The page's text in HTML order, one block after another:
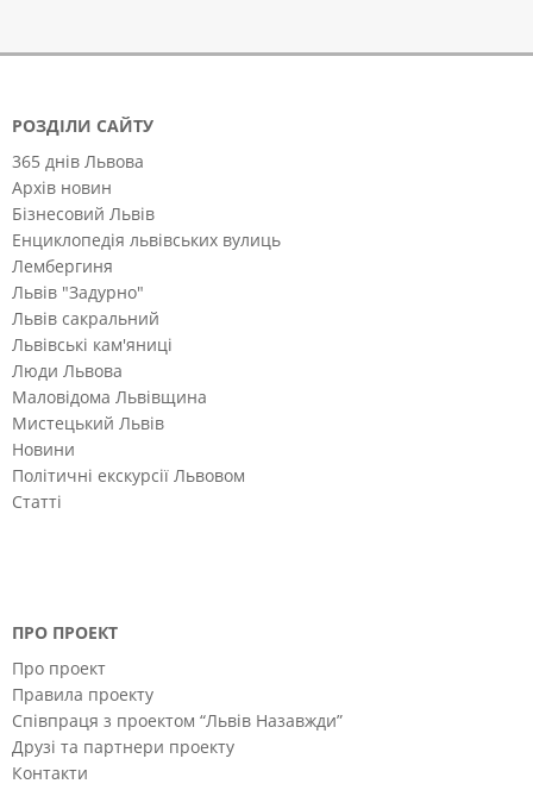
РОЗДІЛИ САЙТУ
365 днів Львова
Архів новин
Бізнесовий Львів
Енциклопедія львівських вулиць
Лембергиня
Львів "Задурно"
Львів сакральний
Львівські кам'яниці
Люди Львова
Маловідома Львівщина
Мистецький Львів
Новини
Політичні екскурсії Львовом
Статті
ПРО ПРОЕКТ
Про проект
Правила проекту
Співпраця з проектом “Львів Назавжди”
Друзі та партнери проекту
Контакти